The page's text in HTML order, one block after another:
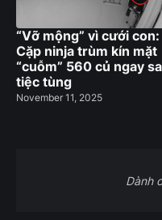
“Vỡ mộng” vì cưới con:
Cặp ninja trùm kín mặt
“cuỗm” 560 củ ngay
tiệc tùng
November 11, 2025
Dành